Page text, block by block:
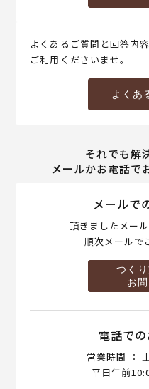
よくあるご質問と回答内
ご利用くださいませ。
よくあ
それでも解
メールかお電話で
メールで
頂きましたメー
順次メールで
つく
お
電話で
営業時間 ：
平日午前